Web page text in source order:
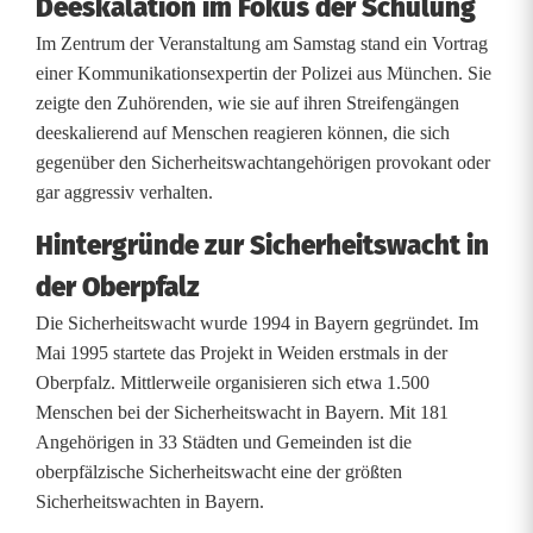
ö
r
i
g
e
b
e
i
F
o
r
Deeskalation im Fokus der Schulung
Im Zentrum der Veranstaltung am Samstag stand ein Vortrag
einer Kommunikationsexpertin der Polizei aus München. Sie
zeigte den Zuhörenden, wie sie auf ihren Streifengängen
deeskalierend auf Menschen reagieren können, die sich
gegenüber den Sicherheitswachtangehörigen provokant oder
gar aggressiv verhalten.
Hintergründe zur Sicherheitswacht in
der Oberpfalz
Die Sicherheitswacht wurde 1994 in Bayern gegründet. Im
Mai 1995 startete das Projekt in Weiden erstmals in der
Oberpfalz. Mittlerweile organisieren sich etwa 1.500
Menschen bei der Sicherheitswacht in Bayern. Mit 181
Angehörigen in 33 Städten und Gemeinden ist die
oberpfälzische Sicherheitswacht eine der größten
Sicherheitswachten in Bayern.